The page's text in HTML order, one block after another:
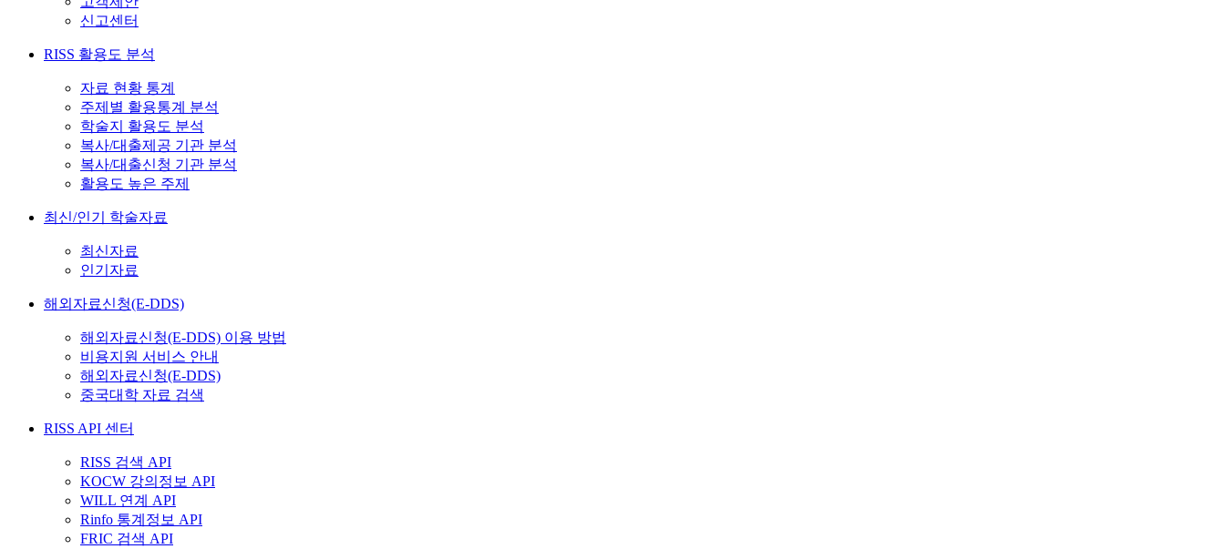
신고센터
RISS 활용도 분석
자료 현황 통계
주제별 활용통계 분석
학술지 활용도 분석
복사/대출제공 기관 분석
복사/대출신청 기관 분석
활용도 높은 주제
최신/인기 학술자료
최신자료
인기자료
해외자료신청(E-DDS)
해외자료신청(E-DDS) 이용 방법
비용지원 서비스 안내
해외자료신청(E-DDS)
중국대학 자료 검색
RISS API 센터
RISS 검색 API
KOCW 강의정보 API
WILL 연계 API
Rinfo 통계정보 API
FRIC 검색 API